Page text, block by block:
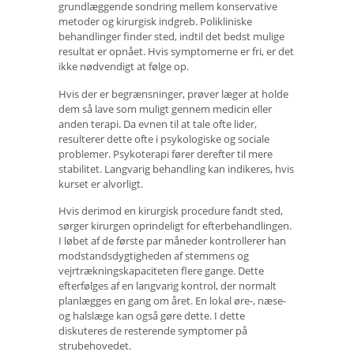
grundlæggende sondring mellem konservative
metoder og kirurgisk indgreb. Polikliniske
behandlinger finder sted, indtil det bedst mulige
resultat er opnået. Hvis symptomerne er fri, er det
ikke nødvendigt at følge op.
Hvis der er begrænsninger, prøver læger at holde
dem så lave som muligt gennem medicin eller
anden terapi. Da evnen til at tale ofte lider,
resulterer dette ofte i psykologiske og sociale
problemer. Psykoterapi fører derefter til mere
stabilitet. Langvarig behandling kan indikeres, hvis
kurset er alvorligt.
Hvis derimod en kirurgisk procedure fandt sted,
sørger kirurgen oprindeligt for efterbehandlingen.
I løbet af de første par måneder kontrollerer han
modstandsdygtigheden af ​​stemmens og
vejrtrækningskapaciteten flere gange. Dette
efterfølges af en langvarig kontrol, der normalt
planlægges en gang om året. En lokal øre-, næse-
og halslæge kan også gøre dette. I dette
diskuteres de resterende symptomer på
strubehovedet.